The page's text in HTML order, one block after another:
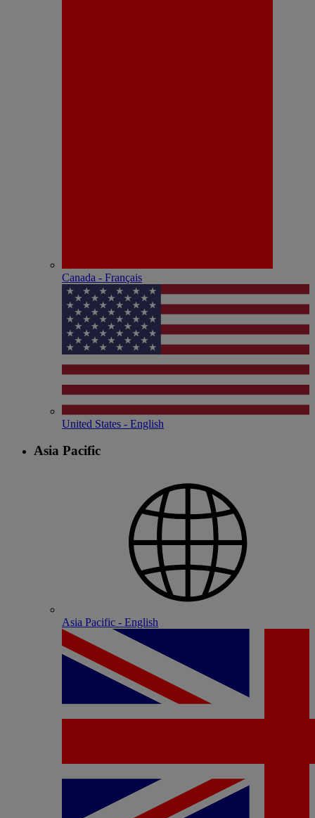
Canada - Français
United States - English
Asia Pacific
Asia Pacific - English